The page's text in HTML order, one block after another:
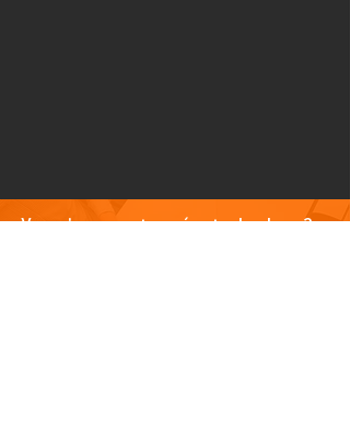
Vous n'avez pas trouvé votre bonheur ?